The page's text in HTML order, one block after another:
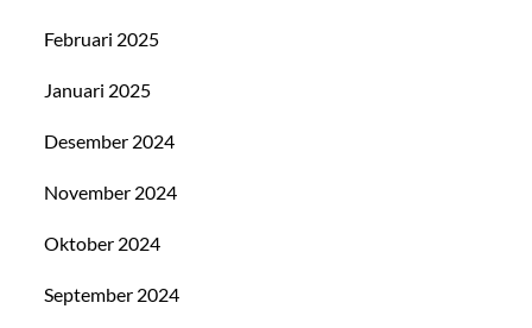
Februari 2025
Januari 2025
Desember 2024
November 2024
Oktober 2024
September 2024